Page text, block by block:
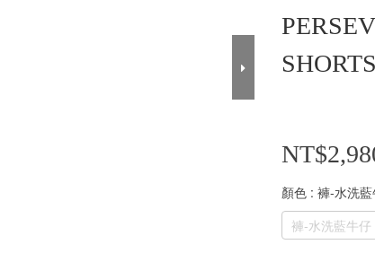
顏色 : 褲-水洗
褲-水洗藍牛仔